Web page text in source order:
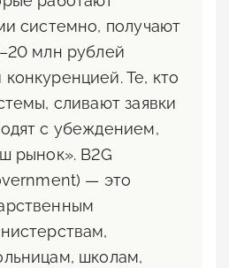
системно, получают
млн рублей
Те, кто
сливают заявки
с убеждением,
рынок». B2G
— это
школам,